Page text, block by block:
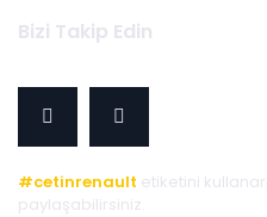
Bizi Takip Edin
#cetinrenault etiketini
paylaşabilirsiniz.